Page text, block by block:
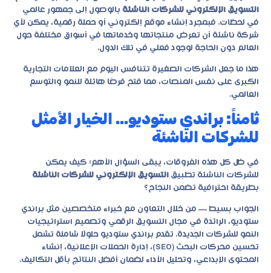
التسويق الإلكتروني للشركات الناشئة بالوصول إلى جمهور عالمي
في لحظات. فبمجرد إنشاء موقع إلكتروني أو حملة رقمية، يمكن لأي
شركة ناشئة أن تعرض منتجاتها وخدماتها في أسواق مختلفة حول
العالم دون الحاجة لوجود فعلي في تلك الدول.
هذا ما جعل الشركات الصغيرة تتنافس اليوم مع العلامات التجارية
الكبرى على نفس المنصات، مما فتح فرصًا هائلة للنمو والتوسع
العالمي.
ثامناً: براندي ستوديو… الخيار الأمثل
للشركات الناشئة
في ظل كل هذه الفروقات، يبقى السؤال الأهم: كيف يمكن
للشركات الناشئة تطبيق التسويق الإلكتروني للشركات الناشئة
بطريقة احترافية تضمن النجاح؟
الجواب بسيط — من خلال التعاون مع خبراء متخصصين مثل براندي
ستوديو، الرائدة في مجال التسويق الرقمي وتصميم استراتيجيات
النمو للشركات الجديدة. تقدم براندي ستوديو حلولًا شاملة تشمل
تحسين محركات البحث (SEO)، إدارة الحملات الإعلانية، إنشاء
المحتوى الإبداعي، وتحليل الأداء لضمان أفضل النتائج بأقل التكاليف.